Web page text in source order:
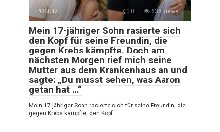
POSITIV 0 638 views
Mein 17-jähriger Sohn rasierte sich
den Kopf für seine Freundin, die
gegen Krebs kämpfte. Doch am
nächsten Morgen rief mich seine
Mutter aus dem Krankenhaus an und
sagte: „Du musst sehen, was Aaron
getan hat …“
Mein 17-jähriger Sohn rasierte sich für seine Freundin, die
gegen Krebs kämpfte, den Kopf